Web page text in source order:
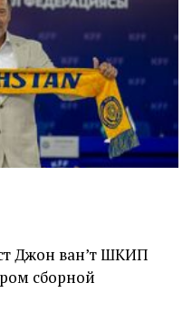
Джон ван’т ШКИП
сборной